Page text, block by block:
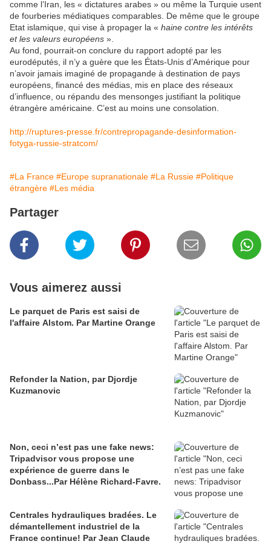
comme l’Iran, les « dictatures arabes » ou même la Turquie usent
de fourberies médiatiques comparables. De même que le groupe
Etat islamique, qui vise à propager la « haine contre les intérêts
et les valeurs européens ».
Au fond, pourrait-on conclure du rapport adopté par les
eurodéputés, il n’y a guère que les États-Unis d’Amérique pour
n’avoir jamais imaginé de propagande à destination de pays
européens, financé des médias, mis en place des réseaux
d’influence, ou répandu des mensonges justifiant la politique
étrangère américaine. C’est au moins une consolation.
http://ruptures-presse.fr/contrepropagande-desinformation-
fotyga-russie-stratcom/
#La France #Europe supranationale #La Russie #Politique
étrangère #Les média
Partager
Vous aimerez aussi
Le parquet de Paris est saisi de
l'affaire Alstom. Par Martine Orange
Refonder la Nation, par Djordje
Kuzmanovic
Non, ceci n’est pas une fake news:
Tripadvisor vous propose une
expérience de guerre dans le
Donbass...Par Hélène Richard-Favre.
Centrales hydrauliques bradées. Le
démantellement industriel de la
France continue! Par Jean Claude